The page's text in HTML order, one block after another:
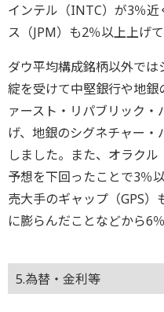
インテル（INTC）が3％近
ス（JPM）も2％以上上げて
ダウ平均構成銘柄以外で
綻を受けて中堅銀行や地
ァースト・リパブリック・
げ、地銀のシグネチャー
しました。また、オラク
予想を下回ったことで3％
売大手のギャップ（GPS
に膨らんだことなどから6
5.為替・金利等